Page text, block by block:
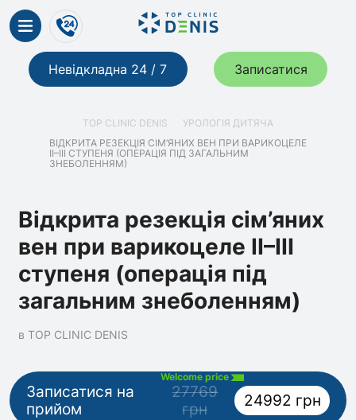
Невідкладна 24 / 7 Записатися
TOP CLINIC DENIS
УРОЛОГІЯ ДИТЯЧА
ВІДКРИТА РЕЗЕКЦІЯ СІМ’ЯНИХ ВЕН ПРИ ВАРИКОЦЕЛЕ
II–III СТУПЕНЯ (ОПЕРАЦІЯ ПІД ЗАГАЛЬНИМ
ЗНЕБОЛЕННЯМ)
Відкрита резекція сім’яних
вен при варикоцеле II–III
ступеня (операція під
загальним знеболенням)
в TOP CLINIC DENIS
Записатися на
прийом
Welcome price
27769
грн
24992 грн